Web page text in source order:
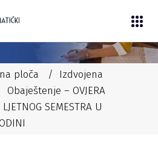
ploča / Izdvojena
Obaještenje – OVJERA
SEMESTRA U
OBAVJEŠTENJA